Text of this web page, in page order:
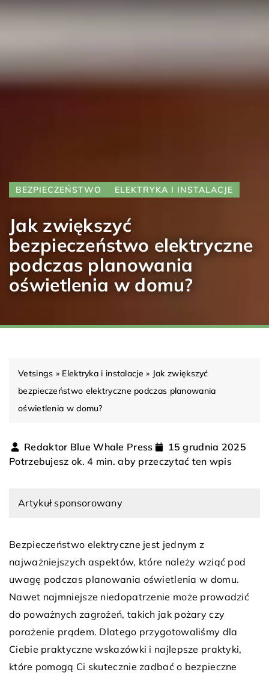
BEZPIECZEŃSTWO ELEKTRYKA I INSTALACJE
Jak zwiększyć
bezpieczeństwo elektryczne
podczas planowania
oświetlenia w domu?
Vetsings » Elektryka i instalacje » Jak zwiększyć
bezpieczeństwo elektryczne podczas planowania
oświetlenia w domu?
Redaktor Blue Whale Press
15 grudnia 2025
Potrzebujesz ok. 4 min. aby przeczytać ten wpis
Artykuł sponsorowany
Bezpieczeństwo elektryczne jest jednym z
najważniejszych aspektów, które należy wziąć pod
uwagę podczas planowania oświetlenia w domu.
Nawet najmniejsze niedopatrzenie może prowadzić
do poważnych zagrożeń, takich jak pożary czy
porażenie prądem. Dlatego przygotowaliśmy dla
Ciebie praktyczne wskazówki i najlepsze praktyki,
które pomogą Ci skutecznie zadbać o bezpieczne